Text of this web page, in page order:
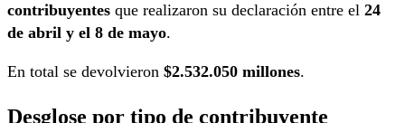
contribuyentes que realizaron su declaración entre el 24
de abril y el 8 de mayo.
En total se devolvieron $2.532.050 millones.
Desglose por tipo de contribuyente